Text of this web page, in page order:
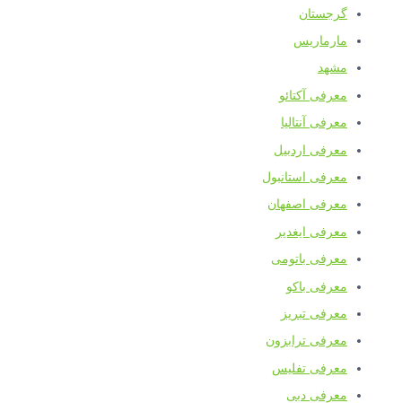
گرجستان
مارماریس
مشهد
معرفی آکتائو
معرفی آنتالیا
معرفی اردبیل
معرفی استانبول
معرفی اصفهان
معرفی ایغدیر
معرفی باتومی
معرفی باکو
معرفی تبریز
معرفی ترابزون
معرفی تفلیس
معرفی دبی